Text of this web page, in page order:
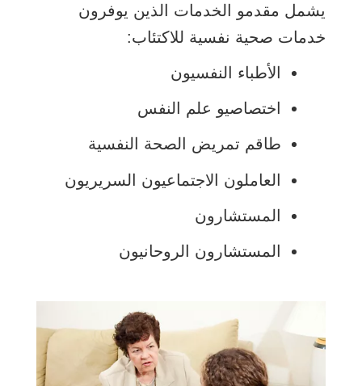
يشمل مقدمو الخدمات الذين يوفرون
خدمات صحية نفسية للاكتئاب:
الأطباء النفسيون
اختصاصيو علم النفس
طاقم تمريض الصحة النفسية
العاملون الاجتماعيون السريريون
المستشارون
المستشارون الروحانيون